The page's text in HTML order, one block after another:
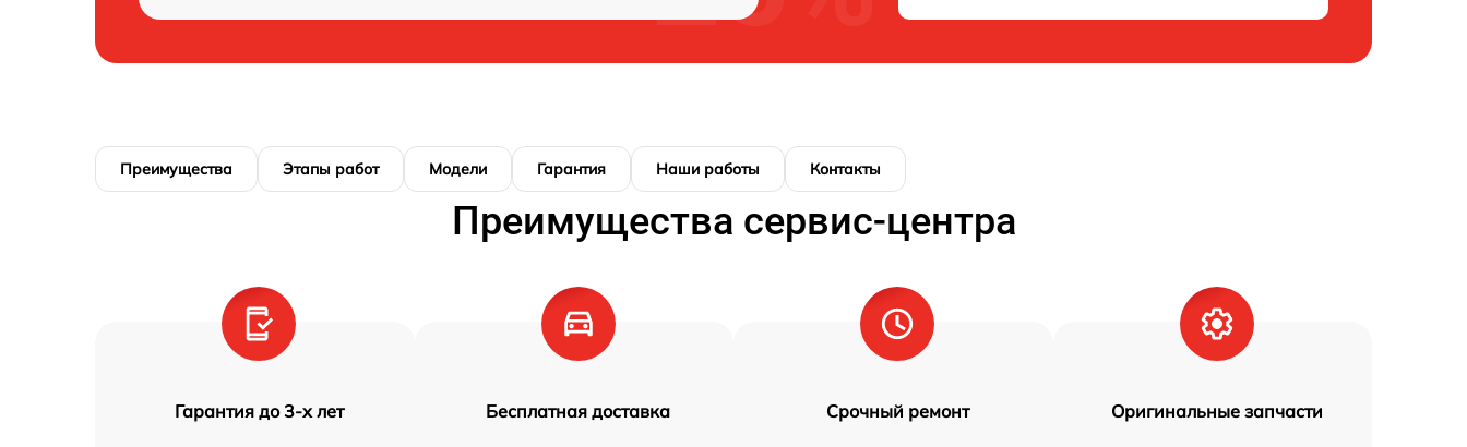
Преимущества Этапы работ Модели Гарантия Наши работы Контакты
Преимущества сервис-центра
Гарантия до 3-х лет Бесплатная доставка Срочный ремонт Оригинальные запчасти